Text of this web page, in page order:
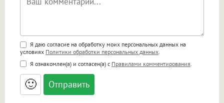
Поддержка HTML
<b>, <strong>, <u>, <i>, <em>, <s>, <big>,
<small>, <sup>, <sub>, <pre>, <ul>, <ol>, <li>,
<blockquote>, <code> экранирует HTML,
адреса URL автоматически становятся
ссылками, и [img]адрес[/img] будет
Я даю согласие на обработку моих персональных данных на
условиях Политики обработки персональных данных
Я ознакомлен(а) и согласен(а) с Правилами комментирования
🙂